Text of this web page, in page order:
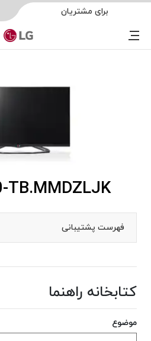
برای مشتریان
Menu
TB.MMDZLJK
فهرست پشتیبانی
کتابخانه راهنما
موضوع